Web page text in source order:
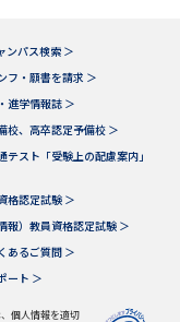
ンパス検索 ＞
フ・願書を請求 ＞
進学情報誌 ＞
校、高卒認定予備校 ＞
テスト「受験上の配慮案内」
格認定試験 ＞
報）教員資格認定試験 ＞
るご質問 ＞
ート ＞
個人情報を適切